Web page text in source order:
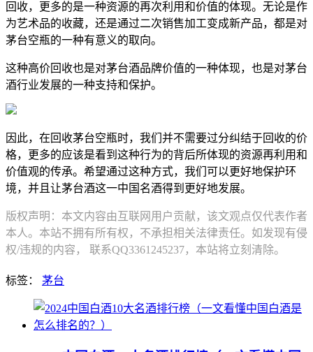
回收，更多的是一种资源的再次利用和价值的体现。无论是作
为艺术品的收藏，还是通过二次销售加工变成新产品，都是对
茅台空瓶的一种有意义的取向。
这种高价回收也是对茅台酒品牌价值的一种体现，也是对茅台
酒行业发展的一种支持和保护。
因此，在回收茅台空瓶时，我们并不需要过分纠结于回收的价
格，更多的应该是看到这种行为的背后所体现的资源再利用和
价值观的传承。希望通过这种方式，我们可以更好地保护环
境，并且让茅台酒这一中国名酒得到更好地发展。
版权声明：本文内容由互联网用户贡献，该文观点仅代表作者
本人。本站不拥有所有权，不承担相关法律责任。如发现有侵
权/违规的内容， 联系QQ3361245237，本站将立刻清除。
标签： 茅台